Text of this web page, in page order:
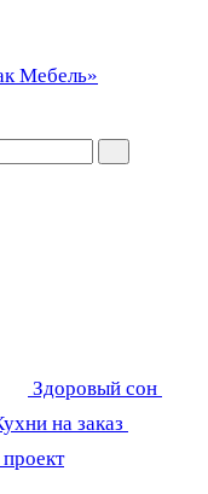
Здоровый сон
на заказ